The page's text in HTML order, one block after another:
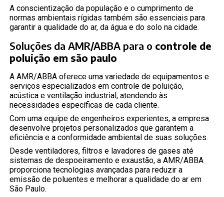
A conscientização da população e o cumprimento de
normas ambientais rígidas também são essenciais para
garantir a qualidade do ar, da água e do solo na cidade.
Soluções da AMR/ABBA para o controle de
poluição em são paulo
A AMR/ABBA oferece uma variedade de equipamentos e
serviços especializados em controle de poluição,
acústica e ventilação industrial, atendendo às
necessidades específicas de cada cliente.
Com uma equipe de engenheiros experientes, a empresa
desenvolve projetos personalizados que garantem a
eficiência e a conformidade ambiental de suas soluções.
Desde ventiladores, filtros e lavadores de gases até
sistemas de despoeiramento e exaustão, a AMR/ABBA
proporciona tecnologias avançadas para reduzir a
emissão de poluentes e melhorar a qualidade do ar em
São Paulo.